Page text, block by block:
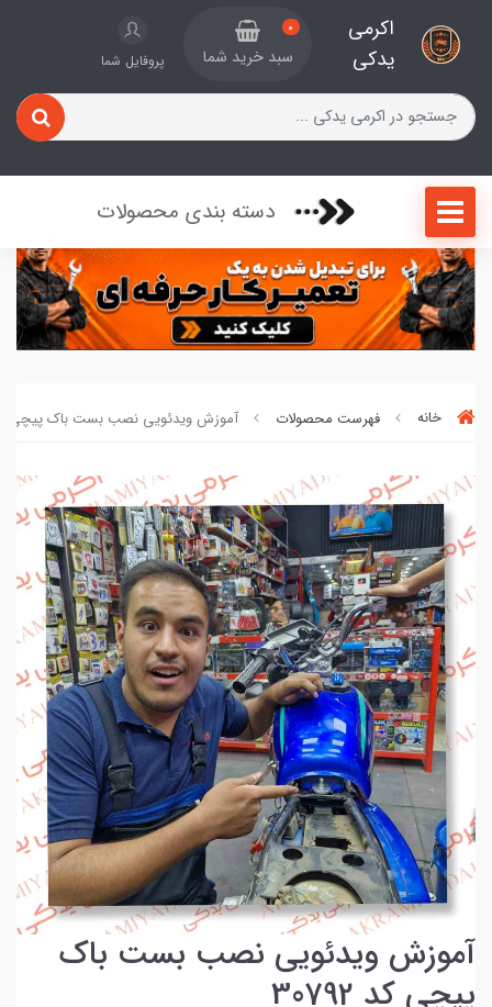
اکرمی
یدکی
0
سبد خرید شما پروفایل شما
دسته بندی محصولات
خانه فهرست محصولات آموزش ویدئویی نصب بست باک پیچی کد
آموزش ویدئویی نصب بست باک
پیچی کد 30792